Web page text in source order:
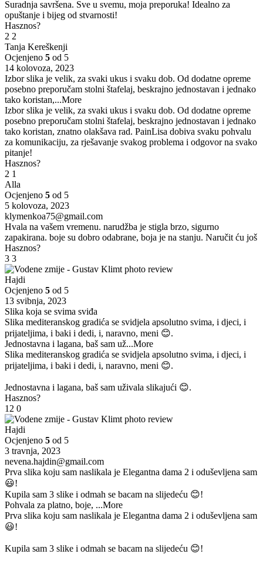
Suradnja savršena. Sve u svemu, moja preporuka! Idealno za
opuštanje i bijeg od stvarnosti!
Hasznos?
2 2
Tanja Kereškenji
Ocjenjeno 5 od 5
14 kolovoza, 2023
Izbor slika je velik, za svaki ukus i svaku dob. Od dodatne opreme
posebno preporučam stolni štafelaj, beskrajno jednostavan i jednako
tako koristan,...More
Izbor slika je velik, za svaki ukus i svaku dob. Od dodatne opreme
posebno preporučam stolni štafelaj, beskrajno jednostavan i jednako
tako koristan, znatno olakšava rad. PainLisa dobiva svaku pohvalu
za komunikaciju, za rješavanje svakog problema i odgovor na svako
pitanje!
Hasznos?
2 1
Alla
Ocjenjeno 5 od 5
5 kolovoza, 2023
klymenkoa75@gmail.com
Hvala na vašem vremenu. narudžba je stigla brzo, sigurno
zapakirana. boje su dobro odabrane, boja je na stanju. Naručit ću još
Hasznos?
3 3
Hajdi
Ocjenjeno 5 od 5
13 svibnja, 2023
Slika koja se svima sviđa
Slika mediteranskog gradića se svidjela apsolutno svima, i djeci, i
prijateljima, i baki i dedi, i, naravno, meni 😊.
Jednostavna i lagana, baš sam už...More
Slika mediteranskog gradića se svidjela apsolutno svima, i djeci, i
prijateljima, i baki i dedi, i, naravno, meni 😊.
Jednostavna i lagana, baš sam uživala slikajući 😊.
Hasznos?
12 0
Hajdi
Ocjenjeno 5 od 5
3 travnja, 2023
nevena.hajdin@gmail.com
Prva slika koju sam naslikala je Elegantna dama 2 i oduševljena sam
😃!
Kupila sam 3 slike i odmah se bacam na slijedeću 😊!
Pohvala za platno, boje, ...More
Prva slika koju sam naslikala je Elegantna dama 2 i oduševljena sam
😃!
Kupila sam 3 slike i odmah se bacam na slijedeću 😊!